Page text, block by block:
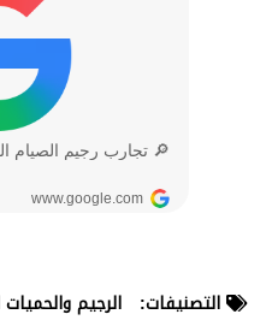
التصنيفات: الرجيم والحميات